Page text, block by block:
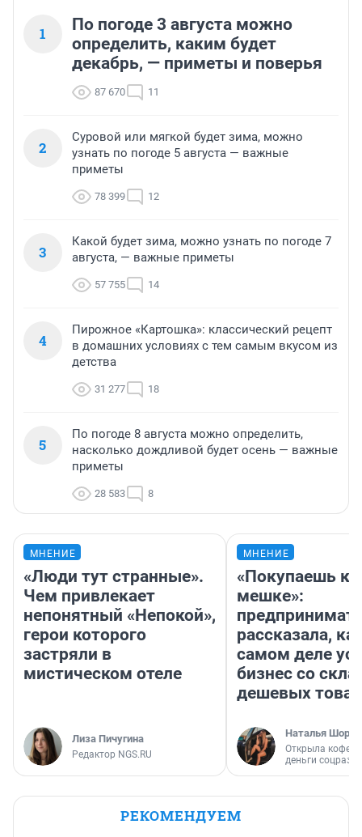
1
По погоде 3 августа можно
определить, каким будет
декабрь, — приметы и поверья
87 670 11
2
Суровой или мягкой будет зима, можно
узнать по погоде 5 августа — важные
приметы
78 399 12
3
Какой будет зима, можно узнать по погоде 7
августа, — важные приметы
57 755 14
4
Пирожное «Картошка»: классический рецепт
в домашних условиях с тем самым вкусом из
детства
31 277 18
5
По погоде 8 августа можно определить,
насколько дождливой будет осень — важные
приметы
28 583 8
МНЕНИЕ
«Люди тут странные».
Чем привлекает
непонятный «Непокой»,
герои которого
застряли в
мистическом отеле
Лиза Пичугина
Редактор NGS.RU
МНЕНИЕ
«Покупаешь
мешке»:
рассказала,
самом деле
бизнес со
дешевых
Наталья
Открыла
деньги
РЕКОМЕНДУЕМ